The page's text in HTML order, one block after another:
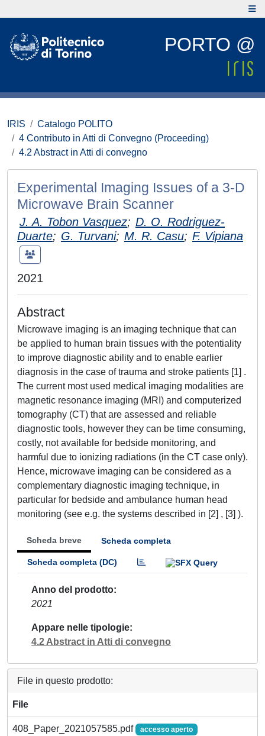
PORTO @
IRIS
Catalogo POLITO
4 Contributo in Atti di Convegno (Proceeding)
4.2 Abstract in Atti di convegno
Experimental Imaging Issues of a 3-D
Microwave Brain Scanner
J. A. Tobon Vasquez; D. O. Rodriguez-
Duarte; G. Turvani; M. R. Casu; F. Vipiana
2021
Abstract
Microwave imaging is an imaging technique that can
be applied to human brain tissues with the potentiality
to improve diagnostic ability and to enable earlier
diagnosis in the case of trauma and stroke patients [1] .
The current most used medical imaging modalities are
magnetic resonance imaging (MRI) and computerized
tomography (CT) that are assessed and reliable
diagnostic tools, however they can be time consuming,
costly, not available for bedside monitoring, and
harmful due to ionizing radiations (in the CT case only).
Hence, microwave imaging can be considered as a
complementary diagnostic imaging technique, in
particular for bedside and ambulance human head
monitoring (see e.g. the systems described in [2] , [3] ).
Scheda breve Scheda completa
Scheda completa (DC)
Anno del prodotto
2021
Appare nelle tipologie
4.2 Abstract in Atti di convegno
File in questo prodotto:
File
408_Paper_2021057585.pdf accesso aperto